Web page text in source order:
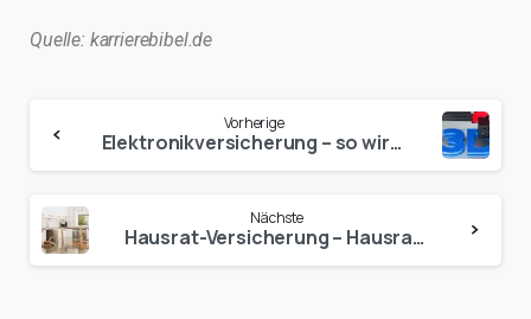
Quelle: karrierebibel.de
Vorherige
Elektronikversicherung – so wird 3D-Technik geschützt
Nächste
Hausrat-Versicherung – Hausrat gegen Wetterextreme absichern